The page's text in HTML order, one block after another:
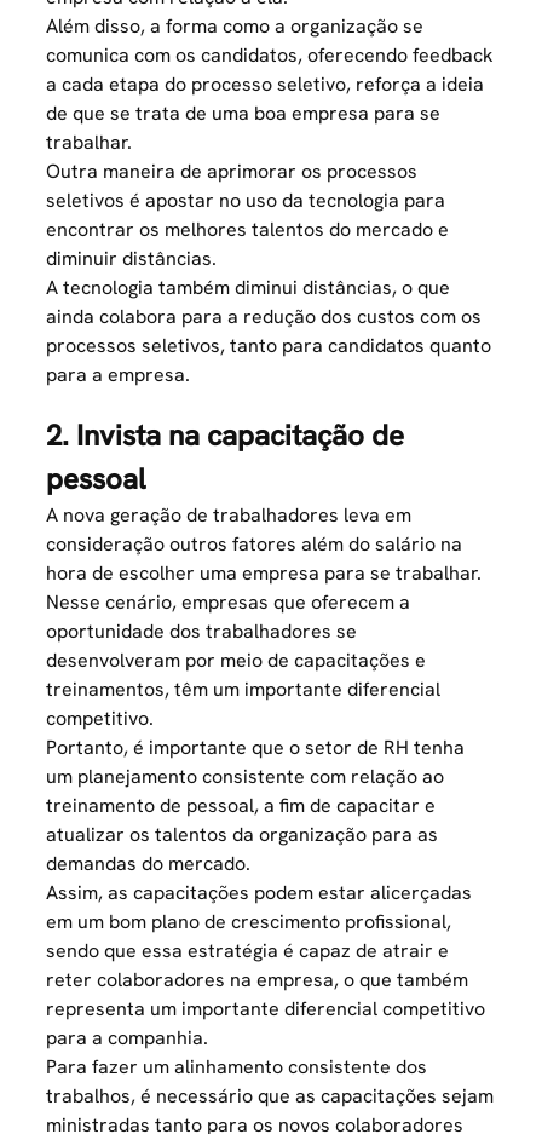
Além disso, a forma como a organização se
comunica com os candidatos, oferecendofeedback
a cada etapa do processo seletivo, reforça a ideia
de que se trata de uma boa empresa para se
trabalhar.
Outra maneira de aprimorar os processos
seletivos é apostar no uso da tecnologia para
encontrar os melhores talentos do mercado e
diminuir distâncias.
A tecnologia também diminui distâncias, o que
ainda colabora para a redução dos custos com os
processos seletivos, tanto para candidatos quanto
para a empresa.
2. Invista na capacitação de
pessoal
A nova geraçãode trabalhadores leva em
consideração outros fatores além do salário na
hora de escolher uma empresa para se trabalhar.
Nesse cenário, empresas que oferecem a
oportunidade dos trabalhadores se
desenvolveram por meio de capacitações e
treinamentos, têm um importante diferencial
competitivo.
Portanto, é importante que o setor de RH tenha
um planejamento consistente com relação ao
treinamentode pessoal, a fim de capacitar e
atualizar os talentos da organização para as
demandas do mercado.
Assim, as capacitações podem estar alicerçadas
em um bom plano de crescimento profissional,
sendo que essa estratégia é capaz de atrair e
reter colaboradores na empresa, o que também
representa um importante diferencial competitivo
para a companhia.
Para fazer um alinhamento consistente dos
trabalhos, é necessário que as capacitações sejam
ministradas tanto para os novos colaboradores